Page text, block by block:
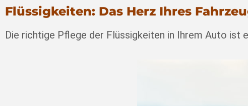
Flüssigkeiten: Das Herz Ihres
Die richtige Pflege der Flüssigkeiten in Ihrem Auto ist